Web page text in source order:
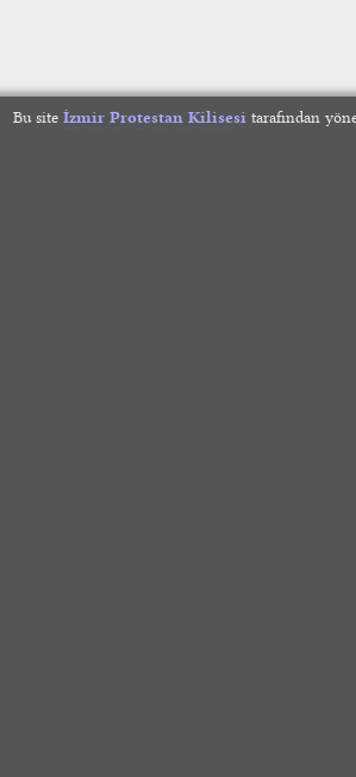
Bu site İzmir Protestan Kilisesitarafından